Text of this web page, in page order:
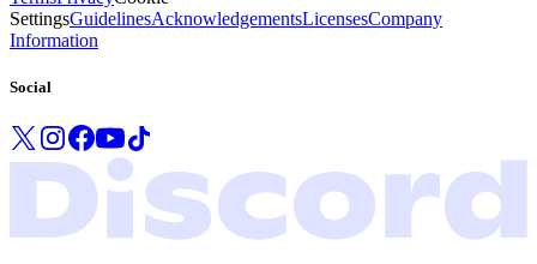
SettingsGuidelinesAcknowledgementsLicensesCompany
Information
Social